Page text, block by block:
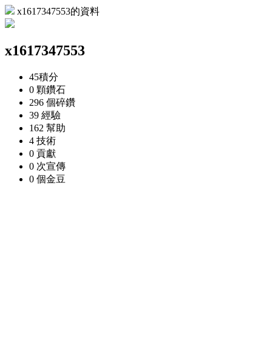
x1617347553的資料
x1617347553
45積分
0 顆鑽石
296 個碎鑽
39 經驗
162 幫助
4 技術
0 貢獻
0 次宣傳
0 個金豆